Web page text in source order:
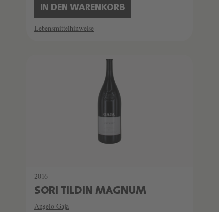
IN DEN WARENKORB
Lebensmittelhinweise
2016
SORI TILDIN MAGNUM
Angelo Gaja